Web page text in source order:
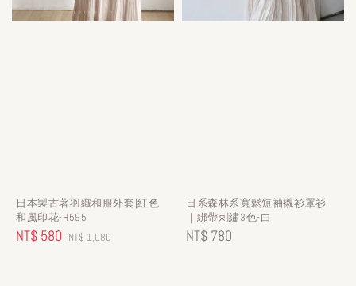
日本製古著羽織和服外套|紅色
和風印花-H595
Sale
NT$ 580 Regular
NT$ 1,080
日系森林系寬鬆短袖襯衫罩衫
｜綁帶刺繡3色-白
Regular
NT$ 780